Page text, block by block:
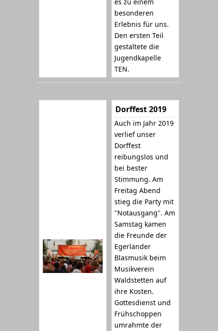
besonderen
Erlebnis für uns.
Den ersten Teil
gestaltete die
Jugendkapelle
TEN.
Dorffest 2019
Auch im Jahr 2019
verlief unser
Dorffest
reibungslos und
bei bester
Stimmung. Am
Freitag Abend
stieg die Party mit
"Notausgang". Am
Samstag kamen
die Freunde der
Egerländer
Blasmusik beim
Musikverein
Waldstetten auf
ihre Kosten.
Gottesdienst und
Frühschoppen
umrahmte der